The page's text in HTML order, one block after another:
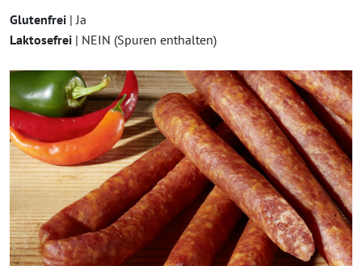
Glutenfrei | Ja
Laktosefrei | NEIN (Spuren enthalten)